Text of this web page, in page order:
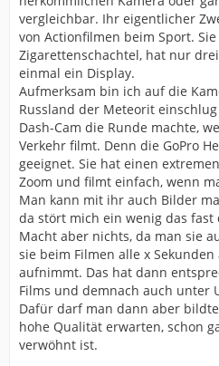
vergleichbar. Ihr eigentlicher
von Actionfilmen beim Sport.
Zigarettenschachtel, hat nur
einmal ein Display.
Aufmerksam bin ich auf die
Russland der Meteorit
Dash-Cam die Runde machte,
Verkehr filmt. Denn die GoPro
geeignet. Sie hat einen
Zoom und filmt einfach, wenn
Man kann mit ihr auch Bilder
da stört mich ein wenig das fast
Macht aber nichts, da man sie
sie beim Filmen alle x
aufnimmt. Das hat dann
Films und demnach auch unter
Dafür darf man dann aber
hohe Qualität erwarten, schon
verwöhnt ist.